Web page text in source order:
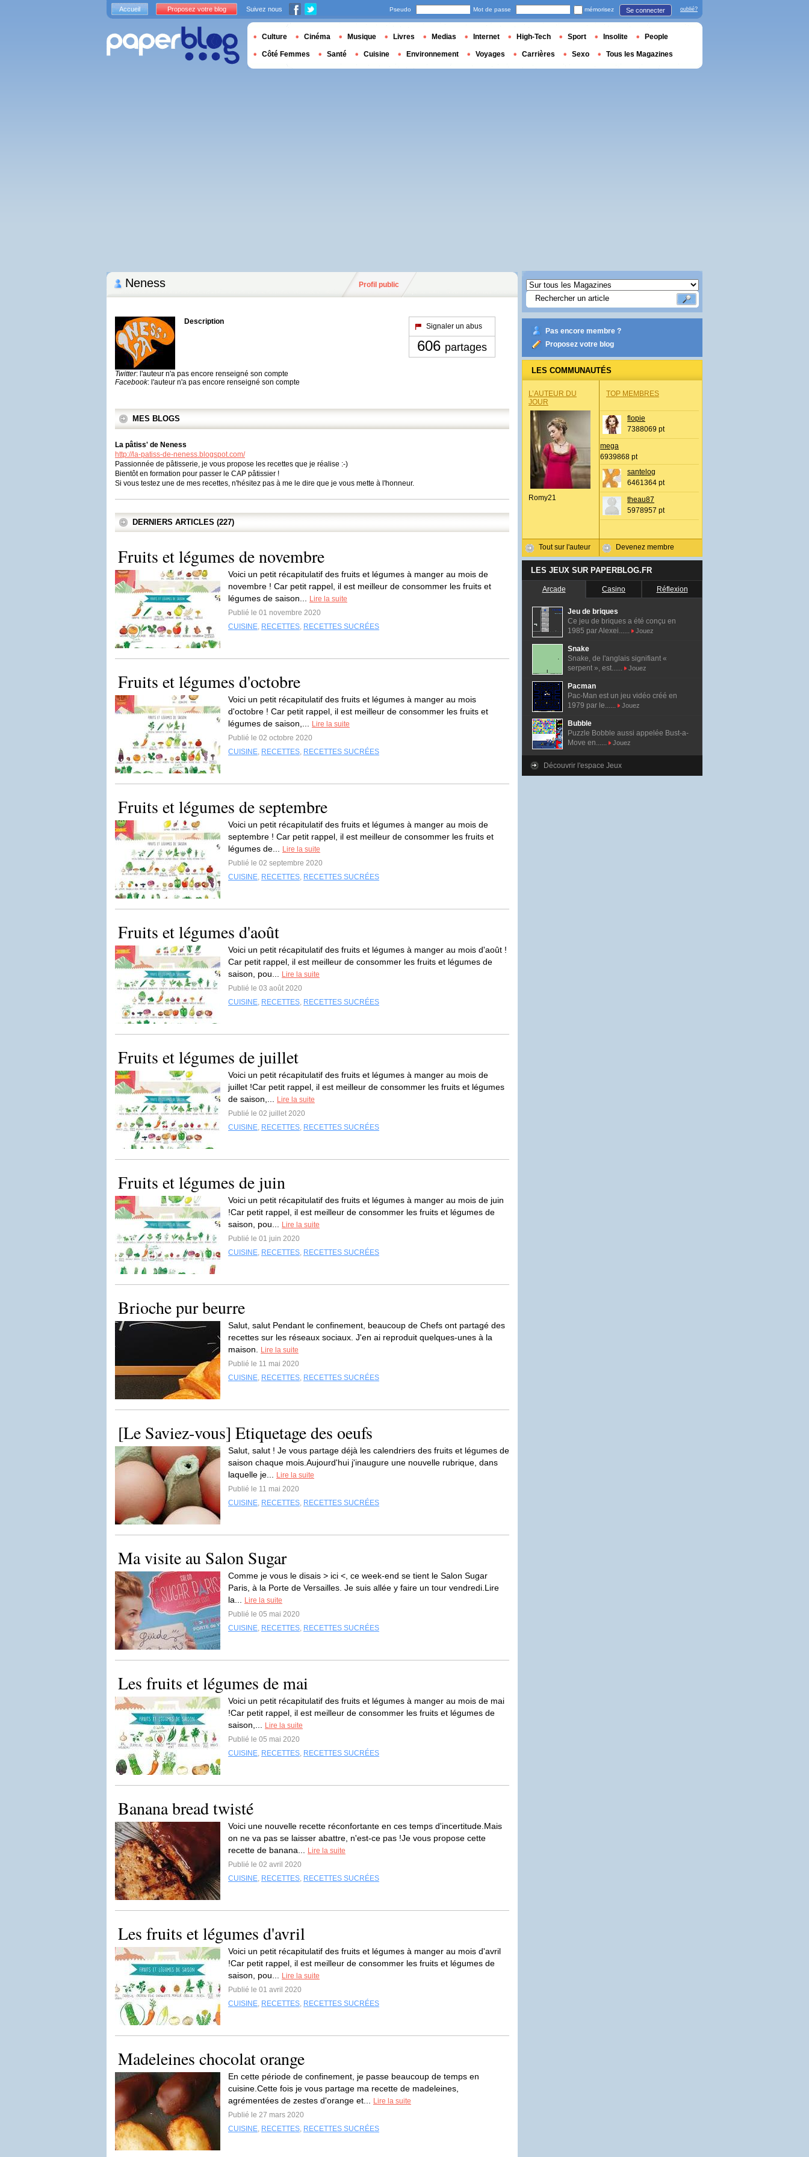
Neness Profil public
Description
Twitter: l'auteur n'a pas encore renseigné son compte
Facebook: l'auteur n'a pas encore renseigné son compte
Signaler un abus
606 partages
MES BLOGS
La pâtiss' de Neness
http://la-patiss-de-neness.blogspot.com/
Passionnée de pâtisserie, je vous propose les recettes que je réalise :-)
Bientôt en formation pour passer le CAP pâtissier !
Si vous testez une de mes recettes, n'hésitez pas à me le dire que je vous mette à l'honneur.
DERNIERS ARTICLES (227)
Fruits et légumes de novembre
Voici un petit récapitulatif des fruits et légumes à manger au mois de
novembre ! Car petit rappel, il est meilleur de consommer les fruits et
légumes de saison...
Lire la suite
Publié le 01 novembre 2020
CUISINE, RECETTES, RECETTES SUCRÉES
Fruits et légumes d'octobre
Voici un petit récapitulatif des fruits et légumes à manger au mois
d'octobre ! Car petit rappel, il est meilleur de consommer les fruits et
légumes de saison,...
Lire la suite
Publié le 02 octobre 2020
CUISINE, RECETTES, RECETTES SUCRÉES
Fruits et légumes de septembre
Voici un petit récapitulatif des fruits et légumes à manger au mois de
septembre ! Car petit rappel, il est meilleur de consommer les fruits et
légumes de...
Lire la suite
Publié le 02 septembre 2020
CUISINE, RECETTES, RECETTES SUCRÉES
Fruits et légumes d'août
Voici un petit récapitulatif des fruits et légumes à manger au mois d'août !
Car petit rappel, il est meilleur de consommer les fruits et légumes de
saison, pou...
Lire la suite
Publié le 03 août 2020
CUISINE, RECETTES, RECETTES SUCRÉES
Fruits et légumes de juillet
Voici un petit récapitulatif des fruits et légumes à manger au mois de
juillet !Car petit rappel, il est meilleur de consommer les fruits et légumes
de saison,...
Lire la suite
Publié le 02 juillet 2020
CUISINE, RECETTES, RECETTES SUCRÉES
Fruits et légumes de juin
Voici un petit récapitulatif des fruits et légumes à manger au mois de juin
!Car petit rappel, il est meilleur de consommer les fruits et légumes de
saison, pou...
Lire la suite
Publié le 01 juin 2020
CUISINE, RECETTES, RECETTES SUCRÉES
Brioche pur beurre
Salut, salut Pendant le confinement, beaucoup de Chefs ont partagé des
recettes sur les réseaux sociaux. J'en ai reproduit quelques-unes à la
maison.
Lire la suite
Publié le 11 mai 2020
CUISINE, RECETTES, RECETTES SUCRÉES
[Le Saviez-vous] Etiquetage des oeufs
Salut, salut ! Je vous partage déjà les calendriers des fruits et légumes de
saison chaque mois.Aujourd'hui j'inaugure une nouvelle rubrique, dans
laquelle je...
Lire la suite
Publié le 11 mai 2020
CUISINE, RECETTES, RECETTES SUCRÉES
Ma visite au Salon Sugar
Comme je vous le disais > ici <, ce week-end se tient le Salon Sugar
Paris, à la Porte de Versailles. Je suis allée y faire un tour vendredi.Lire
la...
Lire la suite
Publié le 05 mai 2020
CUISINE, RECETTES, RECETTES SUCRÉES
Les fruits et légumes de mai
Voici un petit récapitulatif des fruits et légumes à manger au mois de mai
!Car petit rappel, il est meilleur de consommer les fruits et légumes de
saison,...
Lire la suite
Publié le 05 mai 2020
CUISINE, RECETTES, RECETTES SUCRÉES
Banana bread twisté
Voici une nouvelle recette réconfortante en ces temps d'incertitude.Mais
on ne va pas se laisser abattre, n'est-ce pas !Je vous propose cette
recette de banana...
Lire la suite
Publié le 02 avril 2020
CUISINE, RECETTES, RECETTES SUCRÉES
Les fruits et légumes d'avril
Voici un petit récapitulatif des fruits et légumes à manger au mois d'avril
!Car petit rappel, il est meilleur de consommer les fruits et légumes de
saison, pou...
Lire la suite
Publié le 01 avril 2020
CUISINE, RECETTES, RECETTES SUCRÉES
Madeleines chocolat orange
En cette période de confinement, je passe beaucoup de temps en
cuisine.Cette fois je vous partage ma recette de madeleines,
agrémentées de zestes d'orange et...
Lire la suite
Publié le 27 mars 2020
CUISINE, RECETTES, RECETTES SUCRÉES
Pas encore membre ?
Proposez votre blog
LES COMMUNAUTÉS
L’AUTEUR DU
JOUR
Romy21
Tout sur l'auteur
TOP MEMBRES
flopie
7388069 pt
mega
6939868 pt
santelog
6461364 pt
theau87
5978957 pt
Devenez membre
LES JEUX SUR PAPERBLOG.FR
Arcade Casino Réflexion
Jeu de briques
Ce jeu de briques a été conçu en
1985 par Alexei......
Jouez
Snake
Snake, de l'anglais signifiant «
serpent », est......
Jouez
Pacman
Pac-Man est un jeu vidéo créé en
1979 par le......
Jouez
Bubble
Puzzle Bobble aussi appelée Bust-a-
Move en......
Jouez
Découvrir l'espace Jeux
Accueil Proposez votre blog Suivez nous Pseudo Mot de passe mémorisez Se connecter oublié?
Culture Cinéma Musique Livres Medias Internet High-Tech Sport Insolite People
Côté Femmes Santé Cuisine Environnement Voyages Carrières Sexo Tous les Magazines